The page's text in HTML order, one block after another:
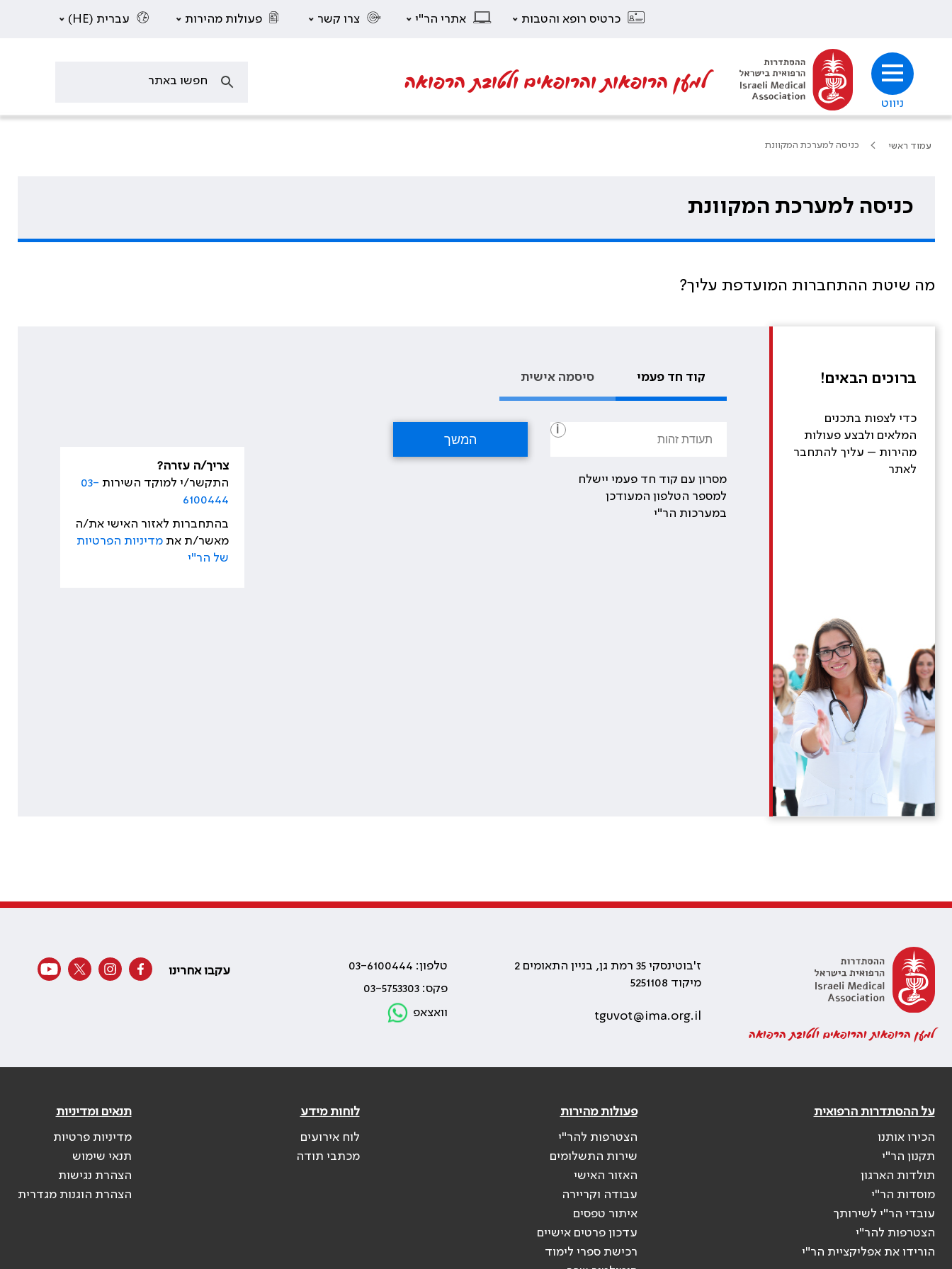
כרטיס רופא והטבות אתרי הר"י צרו קשר פעולות מהירות עברית (HE)
ניווט
למען הרופאות והרופאים ולטובת הרפואה
עמוד ראשי כניסה למערכת המקוונת
כניסה למערכת המקוונת
מה שיטת ההתחברות המועדפת עליך?
ברוכים הבאים!
כדי לצפות בתכנים
המלאים ולבצע פעולות
מהירות – עליך להתחבר
לאתר
קוד חד פעמי סיסמה אישית
i
מסרון עם קוד חד פעמי יישלח
למספר הטלפון המעודכן
במערכות הר"י
צריך/ה עזרה?
התקשר/י למוקד השירות 03-
6100444
בהתחברות לאזור האישי את/ה
מאשר/ת אתמדיניות הפרטיות
של הר"י
למען הרופאות והרופאים ולטובת הרפואה
ז'בוטינסקי 35 רמת גן, בניין התאומים 2
מיקוד 5251108
tguvot@ima.org.il
טלפון: 03-6100444
פקס: 03-5753303
וואצאפ
עקבו אחרינו
על ההסתדרות הרפואית
הכירו אותנו
תקנון הר"י
תולדות הארגון
מוסדות הר"י
עובדי הר"י לשירותך
הצטרפות להר"י
הורידו את אפליקציית הר"י
פעולות מהירות
הצטרפות להר"י
שירות התשלומים
האזור האישי
עבודה וקריירה
איתור טפסים
עדכון פרטים אישיים
רכישת ספרי לימוד
לוחות מידע
לוח אירועים
מכתבי תודה
תנאים ומדיניות
מדיניות פרטיות
תנאי שימוש
הצהרת נגישות
הצהרת הוגנות מגדרית